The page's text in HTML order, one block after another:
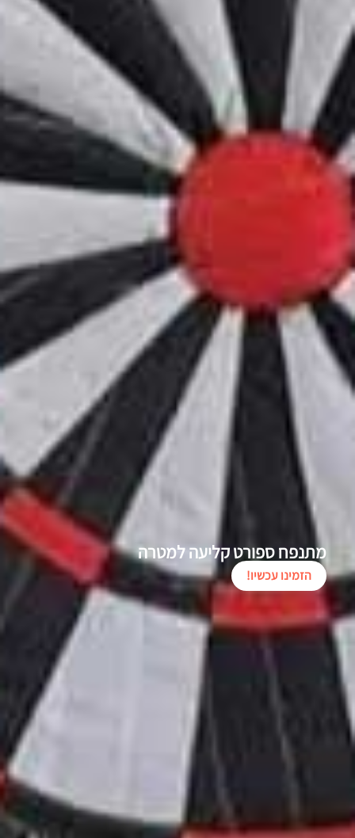
מתנפח ספורט קליעה למטרה
הזמינו עכשיו!